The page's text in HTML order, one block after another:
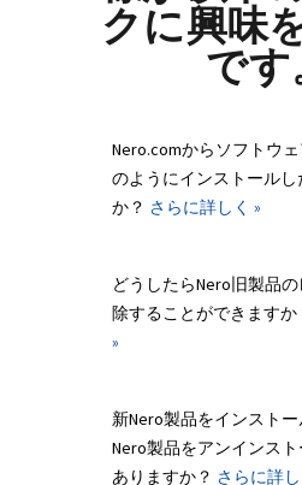
クに興味
です
Nero.comからソフトウ
のようにインストール
か？ さらに詳しく »
どうしたらNero旧製品
除することができますか
»
新Nero製品をインスト
Nero製品をアンインス
ありますか？ さらに詳し